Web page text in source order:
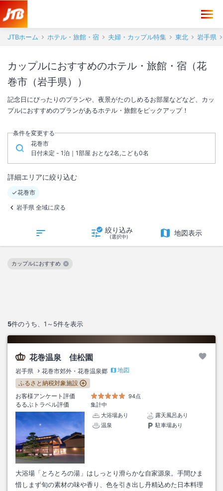
JTBホーム ホテル・旅館・宿 夫婦・カップル特集 東北 岩手県
カップルにおすすめのホテル・旅館・宿（花
巻市（岩手県））
記念日にぴったりのプランや、夜景がたのしめるお部屋などなど、カッ
プルにおすすめのプランがあるホテル・旅館をピックアップ！
条件を変更する
花巻市
日付未定 - 1泊｜1部屋 おとな2名,こども0名
詳細エリアに絞り込む
花巻市
岩手県 全域に戻る
絞り込み
(選択中) 地図表示
5件のうち、 1～5件を表示
カップルにおすすめ
この絞り込み条件を解除
花巻温泉 佳松園
岩手県 花巻市郊外・花巻温泉郷
地図
ふるさと納税対象施設
お客様アンケート評価
94点
るるぶトラベル評価
集計中
大浴場あり
露天風呂あり
温泉
駐車場あり
大浴場「とろとろの湯」はしっとり滑らかな自家源泉。手間ひま
惜しまず旬の素材の味や香り、色を引き出し丹精込めた日本料理